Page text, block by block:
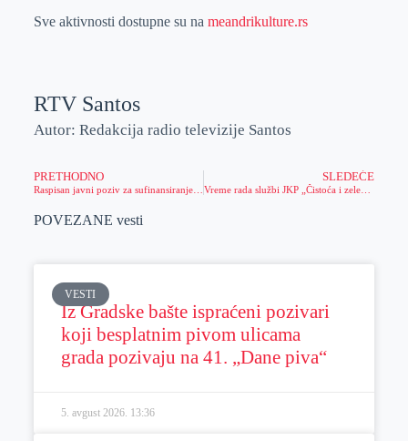
Sve aktivnosti dostupne su na meandrikulture.rs
RTV Santos
Autor: Redakcija radio televizije Santos
PRETHODNO
Raspisan javni poziv za sufinansiranje mera energetske sanacije porodičnih kuća i stanova na teritoriji grada Zrenjanina za 2025. godinu
SLEDEĆE
POVEZANE vesti
VESTI
Iz Gradske bašte ispraćeni pozivari
koji besplatnim pivom ulicama
grada pozivaju na 41. „Dane piva“
5. avgust 2026. 13:36